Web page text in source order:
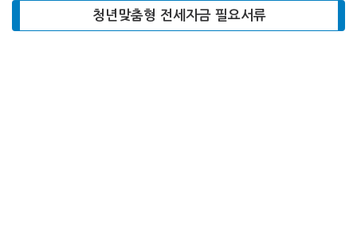
청년맞춤형 전세자금 필요서류